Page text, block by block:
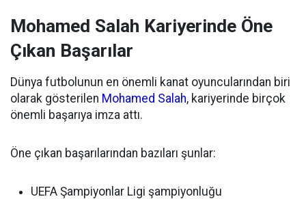
Mohamed Salah Kariyerinde Öne
Çıkan Başarılar
Dünya futbolunun en önemli kanat oyuncularından biri
olarak gösterilen Mohamed Salah, kariyerinde birçok
önemli başarıya imza attı.
Öne çıkan başarılarından bazıları şunlar:
UEFA Şampiyonlar Ligi şampiyonluğu